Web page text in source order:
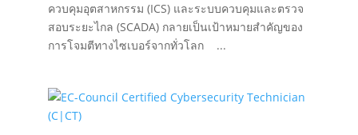
ควบคุมอุตสาหกรรม (ICS) และระบบควบคุมและตรวจ
สอบระยะไกล (SCADA) กลายเป็นเป้าหมายสำคัญของ
การโจมตีทางไซเบอร์จากทั่วโลก ...